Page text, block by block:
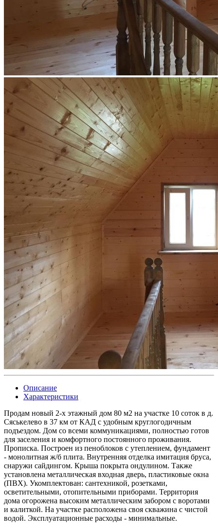
Описание
Характеристики
Продам новый 2-х этажный дом 80 м2 на участке 10 соток в д.
Сяськелево в 37 км от КАД с удобным круглогодичным
подъездом. Дом со всеми коммуникациями, полностью готов
для заселения и комфортного постоянного проживания.
Прописка. Построен из пеноблоков с утеплением, фундамент
- монолитная ж/б плита. Внутренняя отделка имитация бруса,
снаружи сайдингом. Крыша покрыта ондулином. Также
установлена металлическая входная дверь, пластиковые окна
(ПВХ). Укомплектован: сантехникой, розетками,
осветительными, отопительными приборами. Территория
дома огорожена высоким металлическим забором с воротами
и калиткой. На участке расположена своя скважина с чистой
водой. Эксплуатационные расходы - минимальные.